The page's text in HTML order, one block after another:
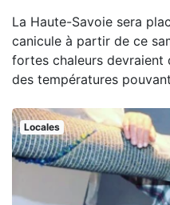
La Haute-Savoie sera
canicule à partir de ce
fortes chaleurs devraient
des températures
Locales